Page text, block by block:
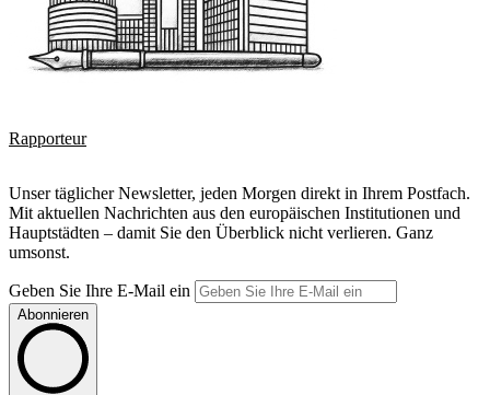
Rapporteur
Unser täglicher Newsletter, jeden Morgen direkt in Ihrem Postfach.
Mit aktuellen Nachrichten aus den europäischen Institutionen und
Hauptstädten – damit Sie den Überblick nicht verlieren. Ganz
umsonst.
Geben Sie Ihre E-Mail ein
Abonnieren